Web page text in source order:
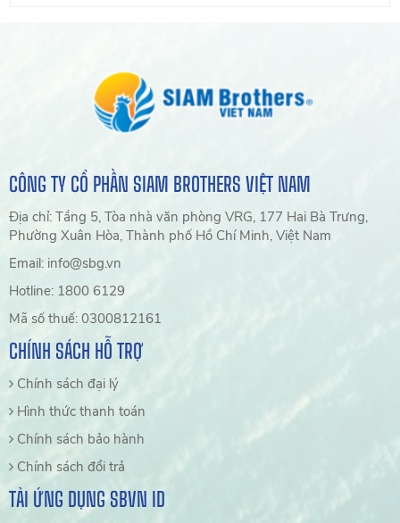
CÔNG TY CỔ PHẦN SIAM BROTHERS VIỆT NAM
Địa chỉ: Tầng 5, Tòa nhà văn phòng VRG, 177 Hai Bà Trưng,
Phường Xuân Hòa, Thành phố Hồ Chí Minh, Việt Nam
Email: info@sbg.vn
Hotline: 1800 6129
Mã số thuế: 0300812161
CHÍNH SÁCH HỖ TRỢ
Chính sách đại lý
Hình thức thanh toán
Chính sách bảo hành
Chính sách đổi trả
TẢI ỨNG DỤNG SBVN ID